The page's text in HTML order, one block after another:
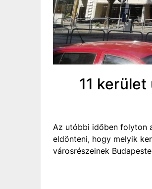
11
Az utóbbi időben folyton
eldönteni, hogy melyik
városrészeinek